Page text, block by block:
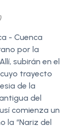
- Cuenca
por la
subirán en el
trayecto
de la
del
comienza un
la “Nariz del